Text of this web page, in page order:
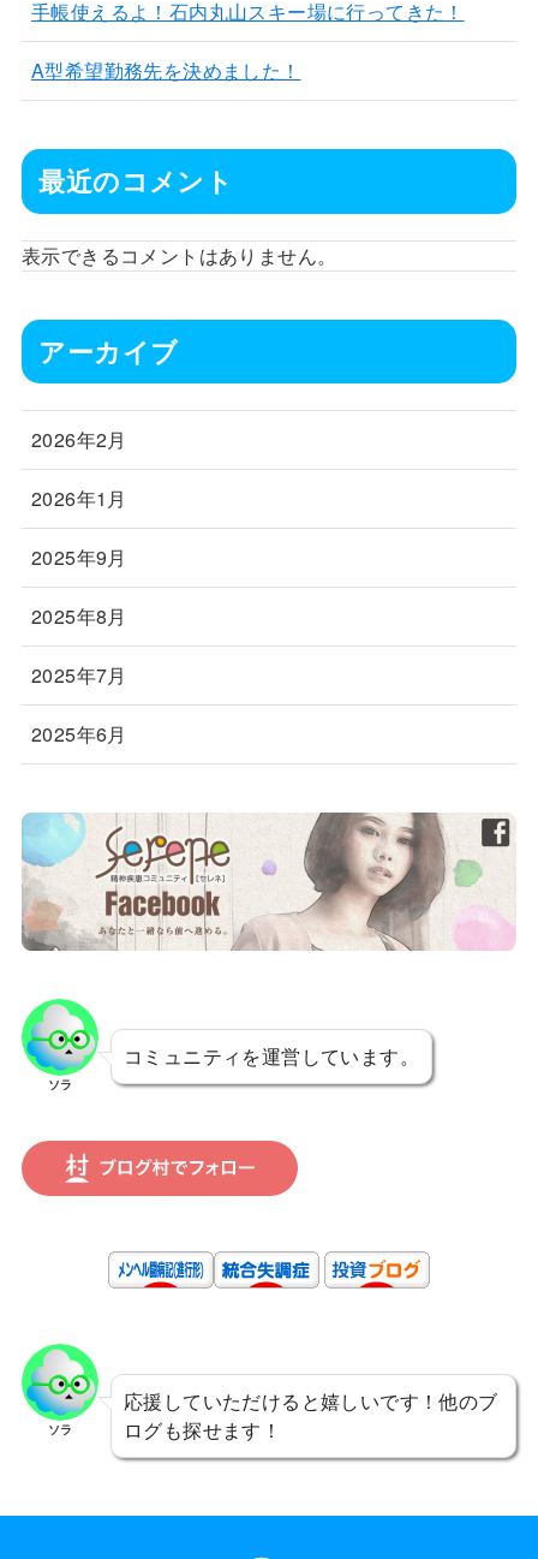
手帳使えるよ！石内丸山スキー場に行ってきた！
A型希望勤務先を決めました！
最近のコメント
表示できるコメントはありません。
アーカイブ
2026年2月
2026年1月
2025年9月
2025年8月
2025年7月
2025年6月
ソラ
コミュニティを運営しています。
ソラ
応援していただけると嬉しいです！他のブ
ログも探せます！